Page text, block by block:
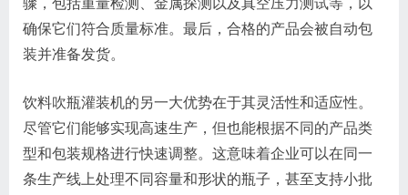
确保它们符合质量标准。最后，合格的产品会被自动包
装并准备发货。
饮料吹瓶灌装机的另一大优势在于其灵活性和适应性。
尽管它们能够实现高速生产，但也能根据不同的产品类
型和包装规格进行快速调整。这意味着企业可以在同一
条生产线上处理不同容量和形状的瓶子，甚至支持小批